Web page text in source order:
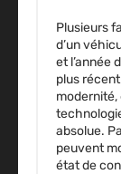
Plusieurs
d’un
et l’année
plus
modernité,
absolue.
peuvent
état de